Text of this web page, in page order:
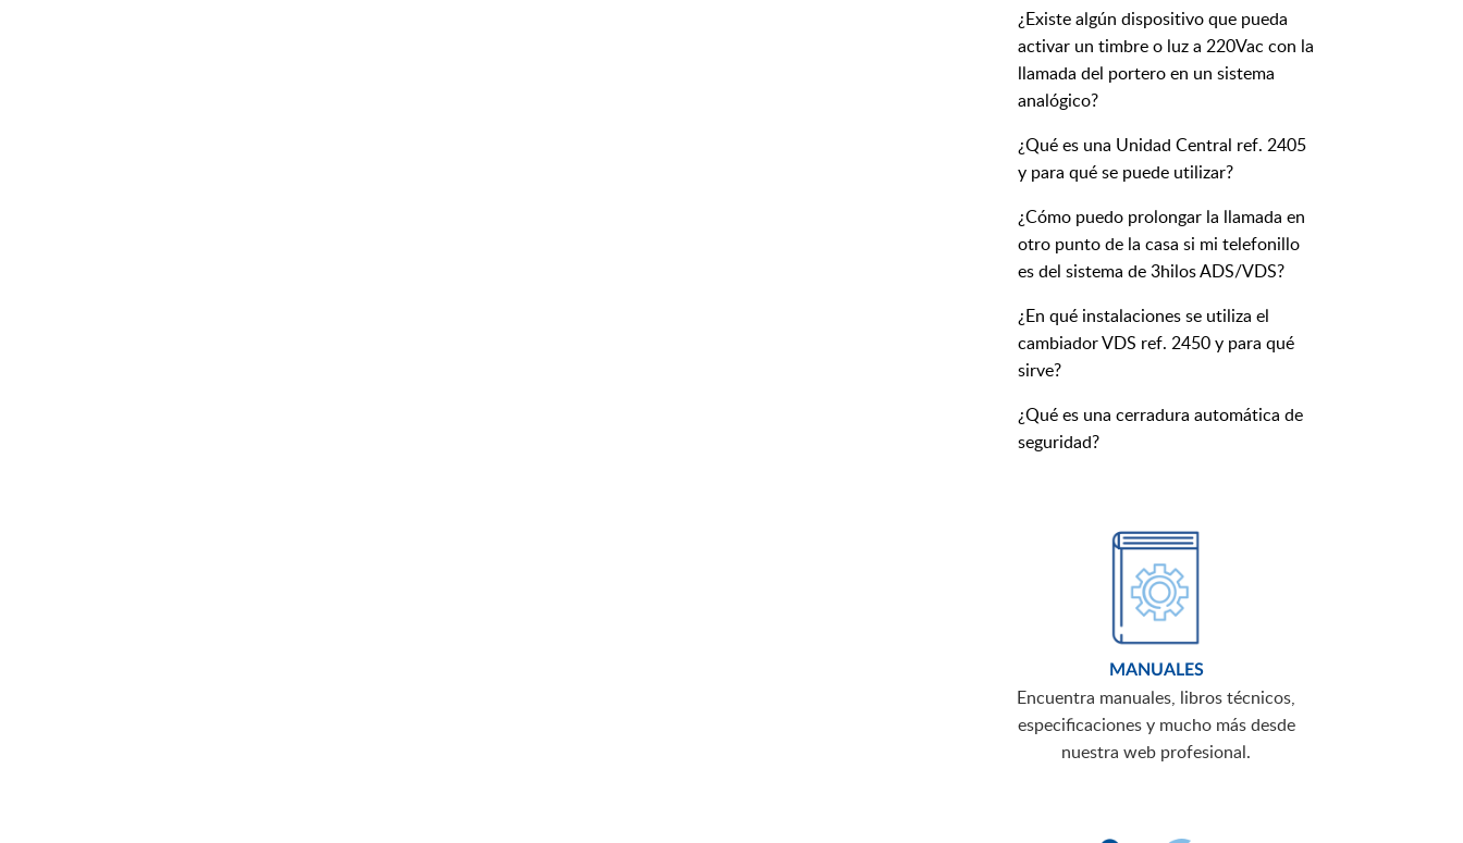
¿Existe algún dispositivo que pueda
activar un timbre o luz a 220Vac con la
llamada del portero en un sistema
analógico?
¿Qué es una Unidad Central ref. 2405
y para qué se puede utilizar?
¿Cómo puedo prolongar la llamada en
otro punto de la casa si mi telefonillo
es del sistema de 3hilos ADS/VDS?
¿En qué instalaciones se utiliza el
cambiador VDS ref. 2450 y para qué
sirve?
¿Qué es una cerradura automática de
seguridad?
MANUALES
Encuentra manuales, libros técnicos,
especificaciones y mucho más desde
nuestra web profesional.